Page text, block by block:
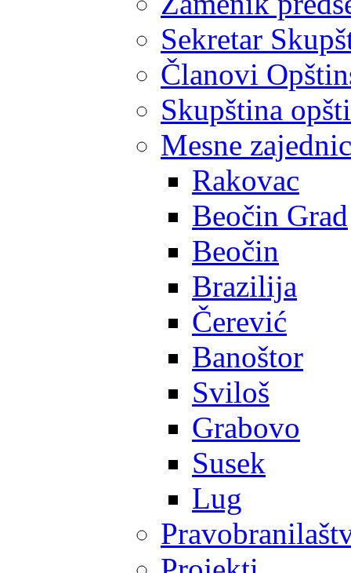
Sekretar
Članovi
Skupština
Mesne
Rakovac
Beočin Grad
Beočin
Brazilija
Čerević
Banoštor
Sviloš
Grabovo
Susek
Lug